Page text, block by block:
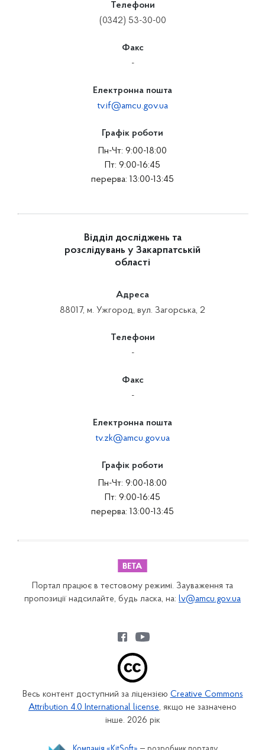
Телефони
(0342) 53-30-00
Факс
-
Електронна пошта
tv.if@amcu.gov.ua
Графік роботи
Пн-Чт: 9:00-18:00
Пт: 9:00-16:45
перерва: 13:00-13:45
Відділ досліджень та
розслідувань у Закарпатській
області
Адреса
88017, м. Ужгород, вул. Загорська, 2
Телефони
-
Факс
-
Електронна пошта
tv.zk@amcu.gov.ua
Графік роботи
Пн-Чт: 9:00-18:00
Пт: 9:00-16:45
перерва: 13:00-13:45
Портал працює в тестовому режимі. Зауваження та
пропозиції надсилайте, будь ласка, на: lv@amcu.gov.ua
Весь контент доступний за ліцензією Creative Commons
Attribution 4.0 International license, якщо не зазначено
інше. 2026 рік